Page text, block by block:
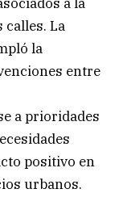
calles. La
la
entre
a prioridades
positivo en
urbanos.